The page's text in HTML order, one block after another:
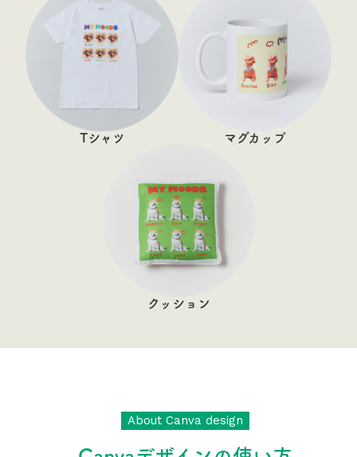
Tシャツ マグカップ
クッション
About Canva design